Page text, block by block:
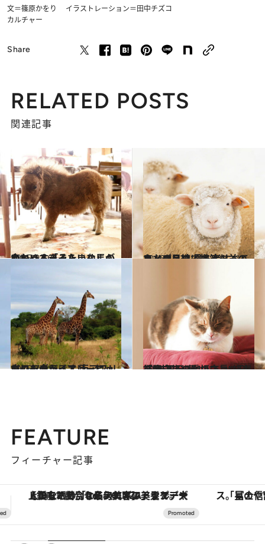
文＝篠原かをり イラストレーション＝田中チズコ
カルチャー
Share
RELATED POSTS
関連記事
2015.9.16
ぬいぐるみみたいな馬の赤ちゃん「そらまめ」がかわいすぎる！
ライフスタイル 2016.4.23
カメラ目線で微笑む羊のまなざしは 見る者すべてをメロメロにする！
ライフスタイル
2015.7.31
キリンやライオン、ヒョウにも会える！ 南アフリカのラグジュアリーロッジ
旅＆お出かけ 2014.12.3
『商店街のネコ店長』刊行記念 看板ネコ“総選挙”結果発表！
ライフスタイル
FEATURE
フィーチャー記事
「星のや富士」でデジタルデトックス。冨士信仰の歴史を辿り、心身を調える。 【夏限定ディナーコース】旬を